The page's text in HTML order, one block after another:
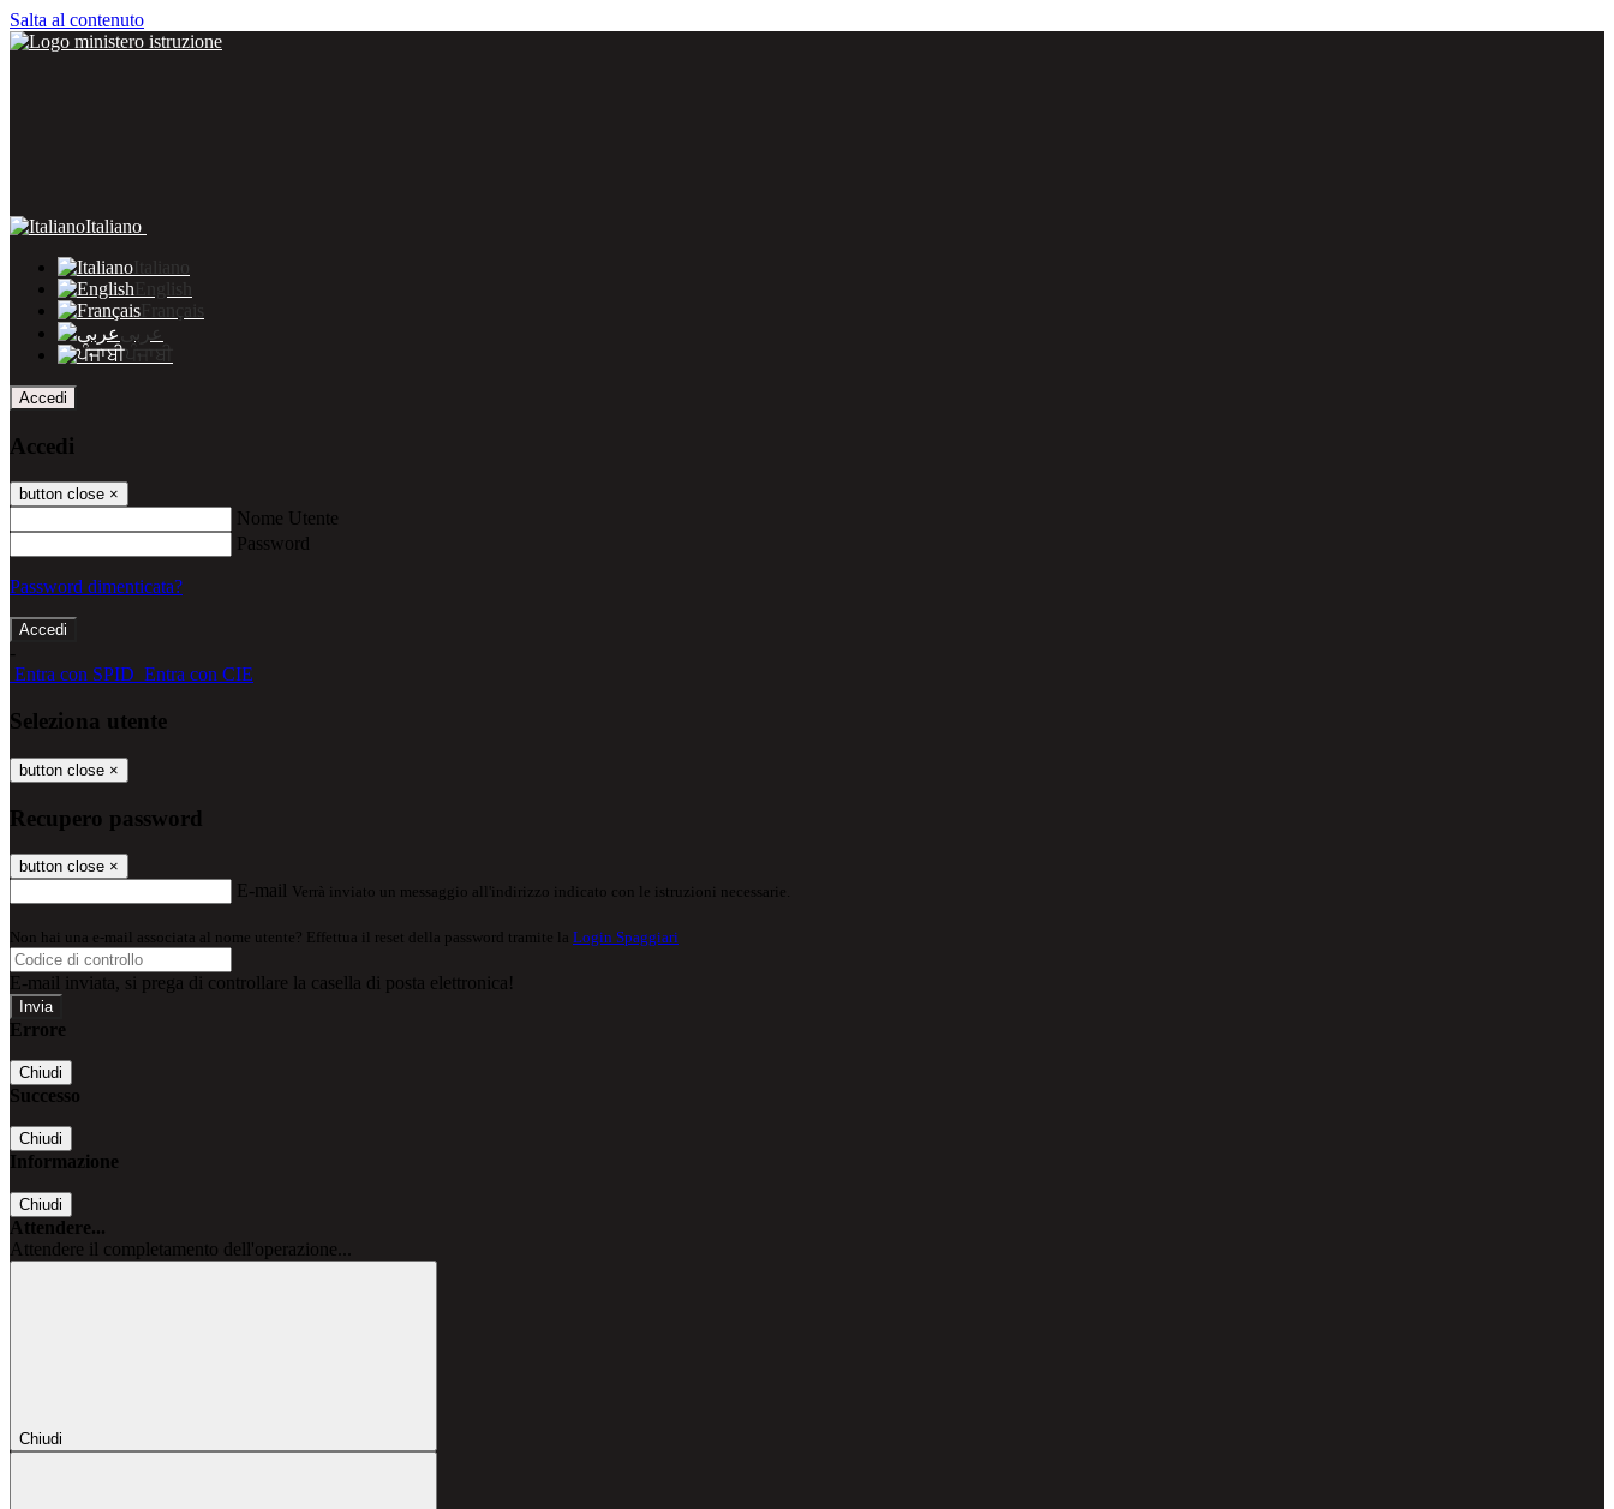
Salta al contenuto
Italiano
Italiano
English
Français
عربى
ਪੰਜਾਬੀ
Accedi
Accedi
button close ×
Nome Utente
Password
Password dimenticata?
-
Entra con SPID Entra con CIE
Seleziona utente
button close ×
Recupero password
button close ×
E-mail Verrà inviato un messaggio all'indirizzo indicato con le istruzioni necessarie.
Non hai una e-mail associata al nome utente? Effettua il reset della password tramite la Login Spaggiari
E-mail inviata, si prega di controllare la casella di posta elettronica!
Errore
Chiudi
Successo
Chiudi
Informazione
Chiudi
Attendere...
Attendere il completamento dell'operazione...
Chiudi